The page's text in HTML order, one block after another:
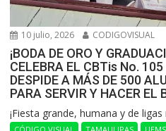
10 julio, 2026 CODIGOVISUAL
¡BODA DE ORO Y
CELEBRA EL CBTis No.
DESPIDE A MÁS DE 500
PARA SERVIR Y HACER EL
​¡Fiesta grande, humana y de